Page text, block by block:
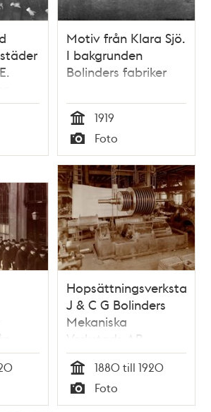
Motiv från Klara Sjö.
I bakgrunden
Bolinders fabriker
Tid
1919
Typ
Foto
norra
Hopsättningsverkstad.
J & C G Bolinders
Mekaniska
Verkstads AB.
Tid
1880 till 1920
Typ
Foto